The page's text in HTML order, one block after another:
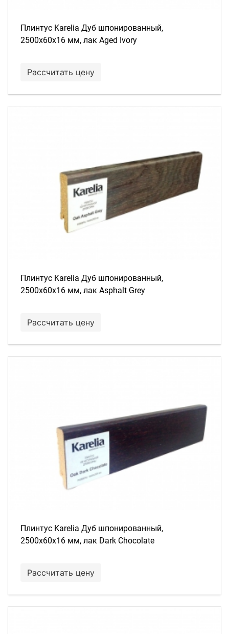
Плинтус Karelia Дуб шпонированный,
2500х60х16 мм, лак Aged Ivory
Рассчитать цену
Плинтус Karelia Дуб шпонированный,
2500х60х16 мм, лак Asphalt Grey
Рассчитать цену
Плинтус Karelia Дуб шпонированный,
2500х60х16 мм, лак Dark Chocolate
Рассчитать цену